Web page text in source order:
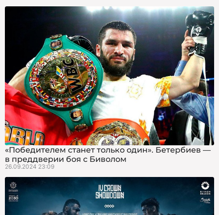
«Победителем станет только один». Бетербиев —
в преддверии боя с Биволом
26.09.2024 23:09